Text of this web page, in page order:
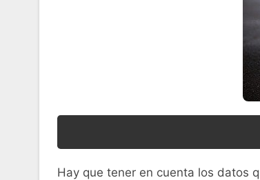
Hay que tener en cuenta los datos